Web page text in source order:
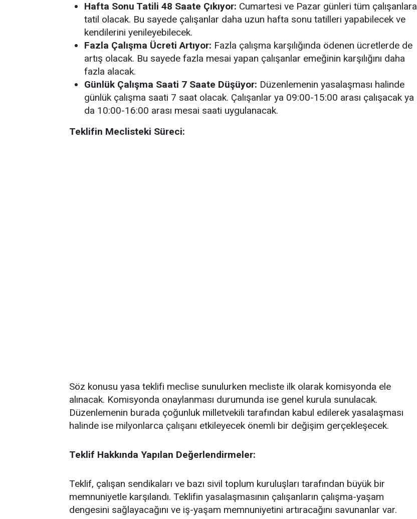
Hafta Sonu Tatili 48 Saate Çıkıyor: Cumartesi ve Pazar günleri tüm çalışanlara
tatil olacak. Bu sayede çalışanlar daha uzun hafta sonu tatilleri yapabilecek ve
kendilerini yenileyebilecek.
Fazla Çalışma Ücreti Artıyor: Fazla çalışma karşılığında ödenen ücretlerde de
artış olacak. Bu sayede fazla mesai yapan çalışanlar emeğinin karşılığını daha
fazla alacak.
Günlük Çalışma Saati 7 Saate Düşüyor: Düzenlemenin yasalaşması halinde
günlük çalışma saati 7 saat olacak. Çalışanlar ya 09:00-15:00 arası çalışacak ya
da 10:00-16:00 arası mesai saati uygulanacak.
Teklifin Meclisteki Süreci:
Söz konusu yasa teklifi meclise sunulurken mecliste ilk olarak komisyonda ele
alınacak. Komisyonda onaylanması durumunda ise genel kurula sunulacak.
Düzenlemenin burada çoğunluk milletvekili tarafından kabul edilerek yasalaşması
halinde ise milyonlarca çalışanı etkileyecek önemli bir değişim gerçekleşecek.
Teklif Hakkında Yapılan Değerlendirmeler:
Teklif, çalışan sendikaları ve bazı sivil toplum kuruluşları tarafından büyük bir
memnuniyetle karşılandı. Teklifin yasalaşmasının çalışanların çalışma-yaşam
dengesini sağlayacağını ve iş-yaşam memnuniyetini artıracağını savunanlar var.